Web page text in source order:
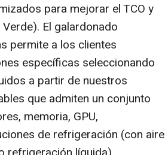
para mejorar el TCO y
El galardonado
permite a los clientes
específicas seleccionando
a partir de nuestros
que admiten un conjunto
memoria, GPU,
de refrigeración (con aire